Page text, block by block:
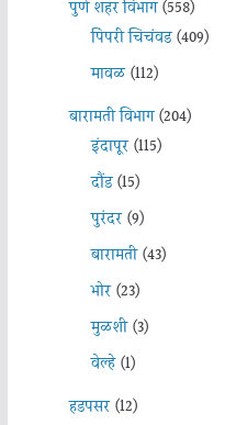
पुणे शहर विभाग(558)
पिंपरी चिचंवड(409)
मावळ(112)
बारामती विभाग(204)
इंदापूर(115)
दौंड(15)
पुरंदर(9)
बारामती(43)
भोर(23)
मुळशी(3)
वेल्हे(1)
हडपसर(12)